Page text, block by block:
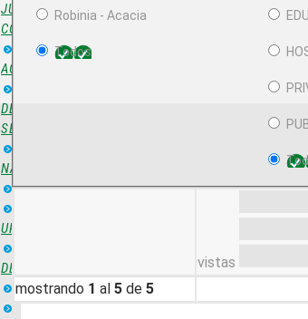
Robinia - Acacia
Todos
vistas
mostrando 1 al 5de 5
JUEGO
COMPLETAS
JUEGOS
ACCESIBLES
DE
SEGURIDAD
NATURALES
MICROARQUITECTURA
URBANO
DEPORTIVO
SEÑALIZACION
PISTAS